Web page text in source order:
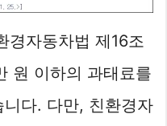
경자동차법 제16조
원 이하의 과태료를
다. 다만, 친환경자